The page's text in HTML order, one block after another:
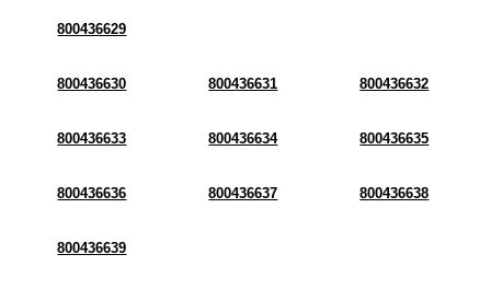
800436629
800436630 800436631 800436632
800436633 800436634 800436635
800436636 800436637 800436638
800436639